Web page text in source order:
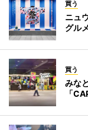
買う
ニュ
グル
買う
みな
「